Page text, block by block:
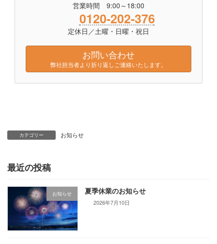
営業時間 9:00～18:00
0120-202-376
定休日／土曜・日曜・祝日
お問い合わせ
弊社担当者より折り返しご連絡いたします。
カテゴリー お知らせ
最近の投稿
お知らせ 夏季休業のお知らせ
2026年7月10日